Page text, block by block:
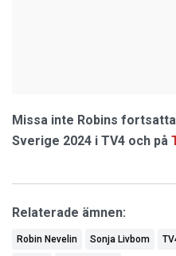
Missa inte Robins
Sverige 2024 i TV4 och på
Relaterade ämnen:
Robin Nevelin Sonja Livbom